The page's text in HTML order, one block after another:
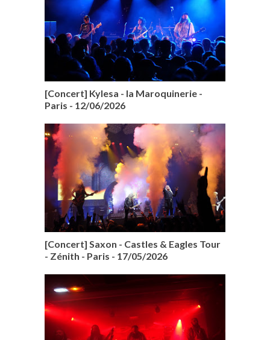
[Concert] Kylesa - la Maroquinerie -
Paris - 12/06/2026
[Concert] Saxon - Castles & Eagles Tour
- Zénith - Paris - 17/05/2026